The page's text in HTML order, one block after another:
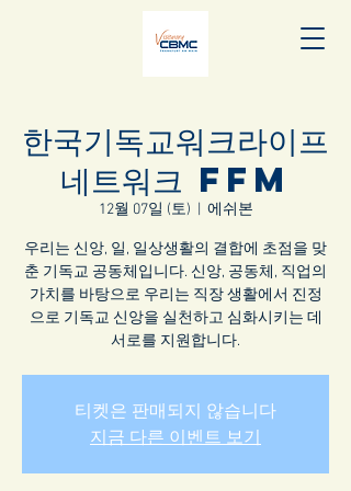
한국기독교워크라이프
네트워크 FFM
12월 07일 (토) 에쉬본
우리는 신앙, 일, 일상생활의 결합에 초점을 맞
춘 기독교 공동체입니다. 신앙, 공동체, 직업의
가치를 바탕으로 우리는 직장 생활에서 진정
으로 기독교 신앙을 실천하고 심화시키는 데
서로를 지원합니다.
티켓은 판매되지 않습니다
지금 다른 이벤트 보기